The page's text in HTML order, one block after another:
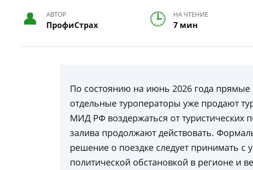
АВТОР
ПрофиСтрах
НА ЧТЕНИЕ
7 мин
По состоянию на июнь 2026 года
отдельные туроператоры уже продают
МИД РФ воздержаться от туристических
залива продолжают действовать.
решение о поездке следует принимать с
политической обстановкой в регионе и